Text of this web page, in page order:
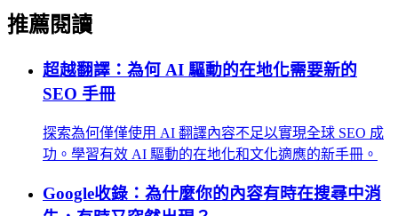
推薦閱讀
超越翻譯：為何 AI 驅動的在地化需要新的
SEO 手冊
探索為何僅僅使用 AI 翻譯內容不足以實現全球 SEO 成
功。學習有效 AI 驅動的在地化和文化適應的新手冊。
Google收錄：為什麼你的內容有時在搜尋中消